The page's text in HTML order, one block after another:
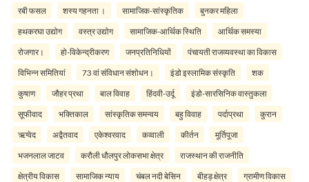
रबी फसल शस्य गहनता । सामाजिक-सांस्कृतिक बुनकर महिला
हथकरघा उद्योग वस्त्र उद्योग सामाजिक-आर्थिक स्थिति आर्थिक समस्या
रोजगार। हो-विकेन्द्रीकरण जनप्रतिनिधियों पंचायती राजव्यवस्था का विकास
विभिन्न समितियां 73 वां संविधान संशोधन। इंडो इस्लामिक संस्कृति शक
कुषाण जौहर प्रथा बाल विवाह हिंदवी-उर्दू इंडो-सारसिनिक वास्तुकला
सूफीवाद भक्तिकाल सांस्कृतिक समन्वय बहु विवाह पर्दाप्रथा कुरान
ऋग्वेद अद्वैतवाद एकेश्वरवाद कव्वाली कीर्तन मूर्तिपूजा
भजनलाल जाटव करौली धौलपुर लोकसभा क्षेत्र राजस्थान की राजनीति
क्षेत्रीय विकास सामाजिक न्याय चंबल नदी बेसिन बीहड़ क्षेत्र ग्रामीण विकास